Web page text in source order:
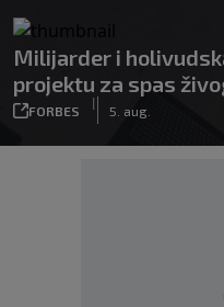
Milijarder i
projektu za spas
FORBES
|
5. aug.